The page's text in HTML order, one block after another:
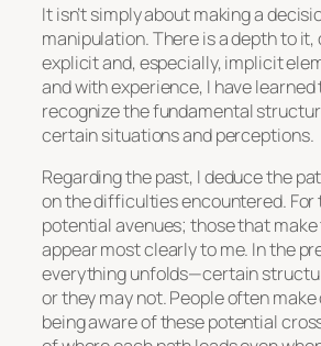
It isn’t simply about making a
manipulation. There is a depth to
explicit and, especially, implicit
and with experience, I have
recognize the fundamental
certain situations and perceptions.
Regarding the past, I deduce the
on the difficulties encountered. For
potential avenues; those that
appear most clearly to me. In the
everything unfolds—certain
or they may not. People often
being aware of these potential